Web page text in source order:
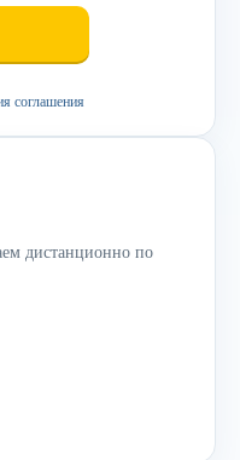
соглашения
дистанционно по